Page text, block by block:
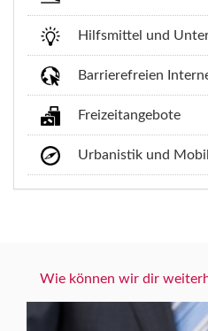
Hilfsmittel und
Barrierefreien
Freizeitangebote
Urbanistik und
Wie können wir dir